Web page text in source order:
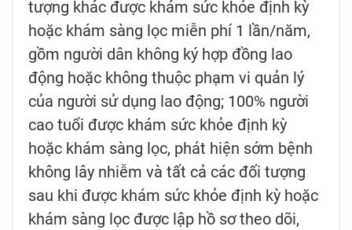
tượng khác được khám sức khỏe định kỳ
hoặc khám sàng lọc miễn phí 1 lần/năm,
gồm người dân không ký hợp đồng lao
động hoặc không thuộc phạm vi quản lý
của người sử dụng lao động; 100% người
cao tuổi được khám sức khỏe định kỳ
hoặc khám sàng lọc, phát hiện sớm bệnh
không lây nhiễm và tất cả các đối tượng
sau khi được khám sức khỏe định kỳ hoặc
khám sàng lọc được lập hồ sơ theo dõi,